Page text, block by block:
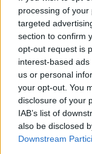
processing of
targeted
section to confirm
opt-out request is
interest-based
us or personal
your opt-out. You
disclosure of your
IAB’s list of
also be disclosed
Downstream
I resti di un fucile
inglesi, quasi
sacca militare,
Tonio pareva
rivolsero muti verso
Il montanaro rispose
della testa li invitò a
intendere, con
piuttosto lunga.
Uscirono e si